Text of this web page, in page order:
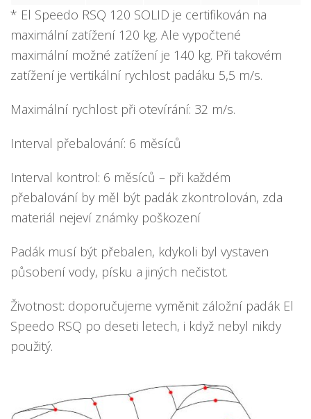
* El Speedo RSQ 120 SOLID je certifikován na
maximální zatížení 120 kg. Ale vypočtené
maximální možné zatížení je 140 kg. Při takovém
zatížení je vertikální rychlost padáku 5,5 m/s.
Maximální rychlost při otevírání: 32 m/s.
Interval přebalování: 6 měsíců
Interval kontrol: 6 měsíců – při každém
přebalování by měl být padák zkontrolován, zda
materiál nejeví známky poškození
Padák musí být přebalen, kdykoli byl vystaven
působení vody, písku a jiných nečistot.
Životnost: doporučujeme vyměnit záložní padák El
Speedo RSQ po deseti letech, i když nebyl nikdy
použitý.